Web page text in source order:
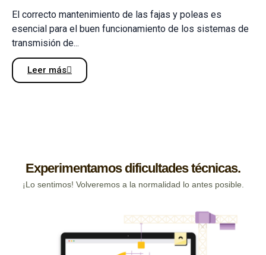
El correcto mantenimiento de las fajas y poleas es
esencial para el buen funcionamiento de los sistemas de
transmisión de...
Leer más